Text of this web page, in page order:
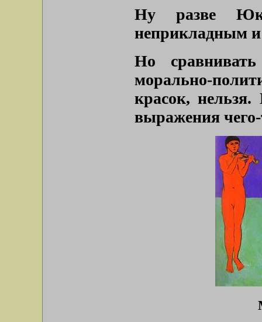
Ну разве
неприкладным
Но
морально-
красок,
выражения